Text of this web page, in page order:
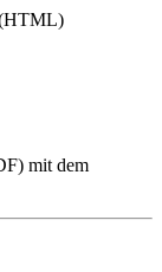
(HTML)
mit dem